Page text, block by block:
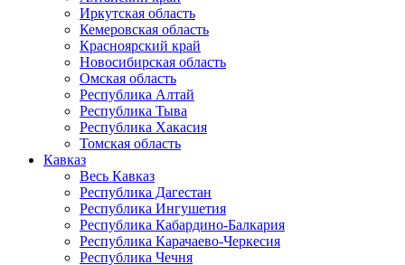
Иркутская область
Кемеровская область
Красноярский край
Новосибирская область
Омская область
Республика Алтай
Республика Тыва
Республика Хакасия
Томская область
Кавказ
Весь Кавказ
Республика Дагестан
Республика Ингушетия
Республика Кабардино-Балкария
Республика Карачаево-Черкесия
Республика Чечня